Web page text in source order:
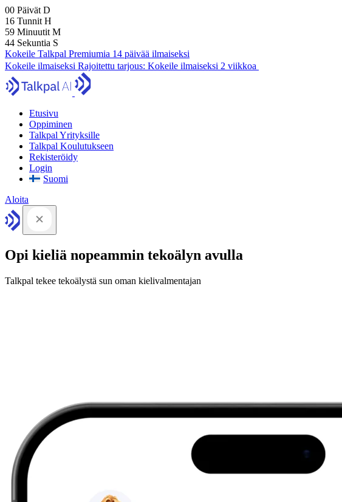
00 Päivät D
16 Tunnit H
59 Minuutit M
43 Sekuntia S
Kokeile Talkpal Premiumia 14 päivää ilmaiseksi
Kokeile ilmaiseksi Rajoitettu tarjous: Kokeile ilmaiseksi 2 viikkoa
Etusivu
Oppiminen
Talkpal Yrityksille
Talkpal Koulutukseen
Rekisteröidy
Login
Suomi
Aloita
Opi kieliä nopeammin tekoälyn avulla
Talkpal tekee tekoälystä sun oman kielivalmentajan